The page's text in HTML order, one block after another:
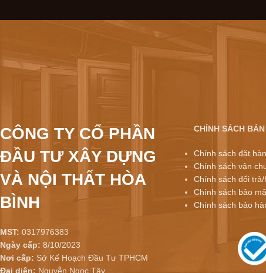
CÔNG TY CỔ PHẦN
ĐẦU TƯ XÂY DỰNG
VÀ NỘI THẤT HÒA
BÌNH
MST: 0317976383
Ngày cấp: 8/10/2023
Nơi cấp: Sở Kế Hoạch Đầu Tư TPHCM
Đại diện: Nguyễn Ngọc Tây
CHÍNH SÁCH
Chính sách đặt
Chính sách vận
Chính sách đổi trả/
Chính sách bảo
Chính sách bảo